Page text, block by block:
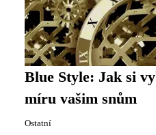
Blue Style: Jak si
míru vašim snům
Ostatní